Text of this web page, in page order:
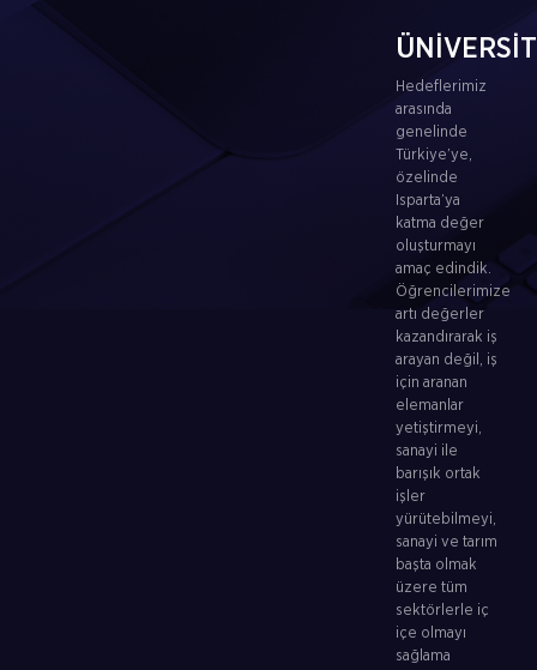
Hedeflerimiz
arasında
genelinde
Türkiye’ye,
özelinde
Isparta’ya
katma değer
oluşturmayı
amaç edindik.
Öğrencilerimize
artı değerler
kazandırarak iş
arayan değil, iş
için aranan
elemanlar
yetiştirmeyi,
sanayi ile
barışık ortak
işler
yürütebilmeyi,
sanayi ve tarım
başta olmak
üzere tüm
sektörlerle iç
içe olmayı
sağlama